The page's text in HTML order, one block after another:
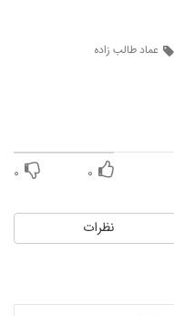
عماد طالب زاده
۰ ۰
نظرات